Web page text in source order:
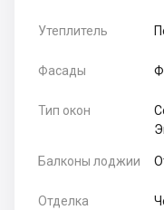
Утеплитель
Фасады
Тип окон
Балконы лоджии
Отделка